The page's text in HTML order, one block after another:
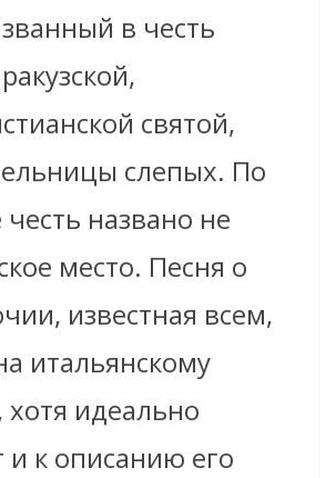
в честь
святой,
слепых. По
названо не
место. Песня о
известная всем,
итальянскому
хотя идеально
и к описанию его